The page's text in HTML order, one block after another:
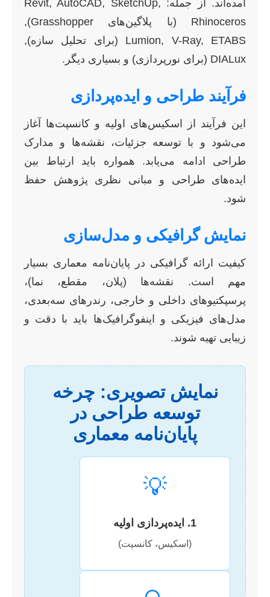
آمده‌اند. از جمله: Revit, AutoCAD, SketchUp,
Rhinoceros (با پلاگین‌های Grasshopper),
Lumion, V-Ray, ETABS (برای تحلیل سازه),
DIALux (برای نورپردازی) و بسیاری دیگر.
فرآیند طراحی و ایده‌پردازی
این فرآیند از اسکیس‌های اولیه و کانسپت‌ها آغاز
می‌شود و با توسعه جزئیات، نقشه‌ها و مدارک
طراحی ادامه می‌یابد. همواره باید ارتباط بین
ایده‌های طراحی و مبانی نظری پژوهش حفظ
شود.
نمایش گرافیکی و مدل‌سازی
کیفیت ارائه گرافیکی در پایان‌نامه معماری بسیار
مهم است. نقشه‌ها (پلان، مقطع، نما)،
پرسپکتیوهای داخلی و خارجی، رندرهای سه‌بعدی،
مدل‌های فیزیکی و اینفوگرافیک‌ها باید با دقت و
زیبایی تهیه شوند.
نمایش تصویری: چرخه
توسعه طراحی در
پایان‌نامه معماری
💡
1. ایده‌پردازی اولیه
(اسکیس، کانسپت)